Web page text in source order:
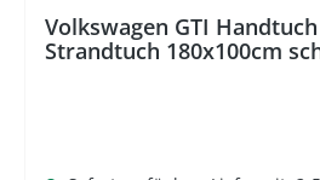
Volkswagen GTI
Strandtuch 180x100cm